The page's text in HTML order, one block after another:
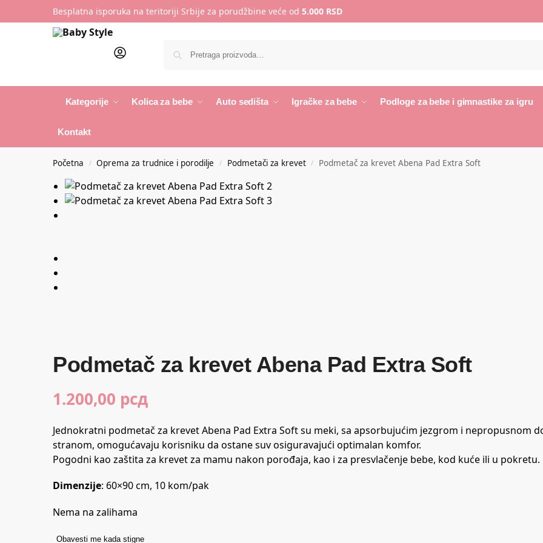
Besplatna isporuka na teritoriji Srbije za porudžbine veće od 5.000 RSD
Kategorije Kolica za bebe Auto sedišta Igračke za bebe Podloge za bebe i gimnastike za igru
Kontakt
Početna / Oprema za trudnice i porodilje / Podmetači za krevet / Podmetač za krevet Abena Pad Extra Soft
Podmetač za krevet Abena Pad Extra Soft
1.200,00 рсд
Jednokratni podmetač za krevet Abena Pad Extra Soft su meki, sa apsorbujućim jezgrom i nepropusnom
stranom, omogućavaju korisniku da ostane suv osiguravajući optimalan komfor.
Pogodni kao zaštita za krevet za mamu nakon porođaja, kao i za presvlačenje bebe, kod kuće ili u pokretu.
Dimenzije: 60×90 cm, 10 kom/pak
Nema na zalihama
Obavesti me kada stigne